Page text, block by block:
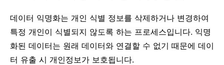
데이터 익명화는 개인 식별 정보를 삭제하거나 변경하여
특정 개인이 식별되지 않도록 하는 프로세스입니다. 익명
화된 데이터는 원래 데이터와 연결할 수 없기 때문에 데이
터 유출 시 개인정보가 보호됩니다.